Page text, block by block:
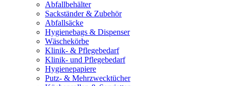
Abfallbehälter
Sackständer & Zubehör
Abfallsäcke
Hygienebags & Dispenser
Wäschekörbe
Klinik- & Pflegebedarf
Klinik- und Pflegebedarf
Hygienepapiere
Putz- & Mehrzwecktücher